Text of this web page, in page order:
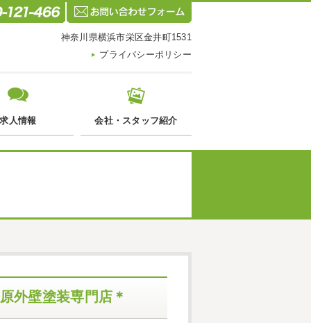
神奈川県横浜市栄区金井町1531
プライバシーポリシー
求人情報 会社・スタッフ紹介
外壁塗装専門店＊